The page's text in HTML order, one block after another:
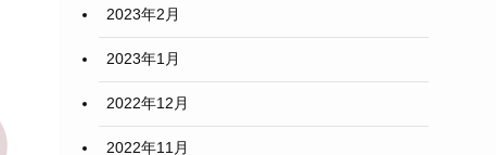
2023年2月
2023年1月
2022年12月
2022年11月